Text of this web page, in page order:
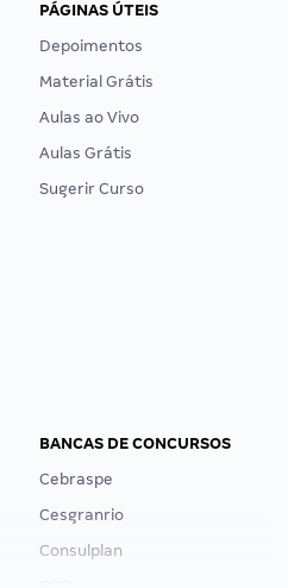
PÁGINAS ÚTEIS
Depoimentos
Material Grátis
Aulas ao Vivo
Aulas Grátis
Sugerir Curso
BANCAS DE CONCURSOS
Cebraspe
Cesgranrio
Consulplan